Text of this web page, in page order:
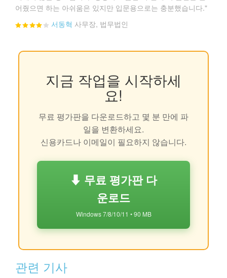
어줬으면 하는 아쉬움은 있지만 입문용으로는 충분했습니다."
서동혁 사무장, 법무법인
지금 작업을 시작하세
요!
무료 평가판을 다운로드하고 몇 분 만에 파
일을 변환하세요.
신용카드나 이메일이 필요하지 않습니다.
⬇ 무료 평가판 다
운로드
Windows 7/8/10/11 • 90 MB
관련 기사